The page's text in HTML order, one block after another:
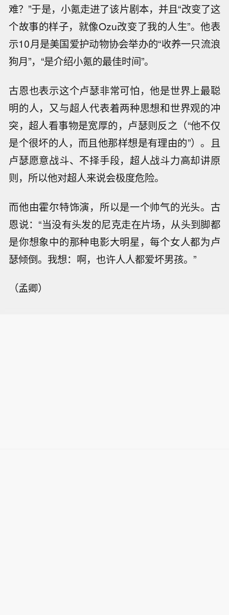
难？”于是，小氪走进了该片剧本，并且“改变了这
个故事的样子，就像Ozu改变了我的人生”。他表
示10月是美国爱护动物协会举办的“收养一只流浪
狗月”，“是介绍小氪的最佳时间”。
古恩也表示这个卢瑟非常可怕，他是世界上最聪
明的人，又与超人代表着两种思想和世界观的冲
突，超人看事物是宽厚的，卢瑟则反之（“他不仅
是个很坏的人，而且他那样想是有理由的”）。且
卢瑟愿意战斗、不择手段，超人战斗力高却讲原
则，所以他对超人来说会极度危险。
而他由霍尔特饰演，所以是一个帅气的光头。古
恩说：“当没有头发的尼克走在片场，从头到脚都
是你想象中的那种电影大明星，每个女人都为卢
瑟倾倒。我想：啊，也许人人都爱坏男孩。”
（孟卿）